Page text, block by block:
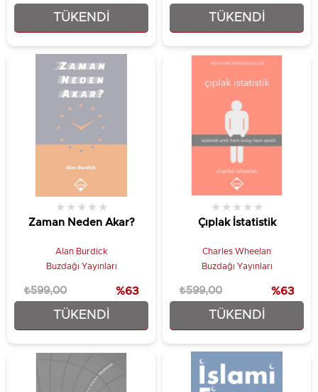
TÜKENDI
₺337,50 TÜKENDI
₺224,25
TÜKENDI
Zaman Neden Akar?
★ ★ ★ ★ ★
Alan Burdick
Buzdağı Yayınları
₺224,25
₺599,00 %63
TÜKENDI
Çıplak İstatistik
★ ★ ★ ★ ★
Charles Wheelan
Buzdağı Yayınları
₺224,25
₺599,00 %63